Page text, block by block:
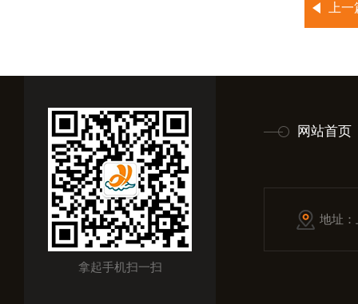
上
拿起手机扫一扫
网站首页
地址